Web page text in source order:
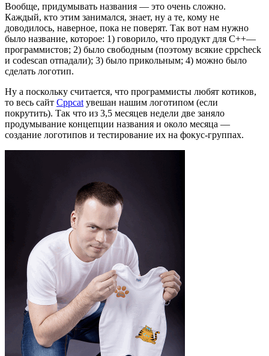
Вообще, придумывать названия — это очень сложно.
Каждый, кто этим занимался, знает, ну а те, кому не
доводилось, наверное, пока не поверят. Так вот нам нужно
было название, которое: 1) говорило, что продукт для C++—
программистов; 2) было свободным (поэтому всякие cppcheck
и codescan отпадали); 3) было прикольным; 4) можно было
сделать логотип.
Ну а поскольку считается, что программисты любят котиков,
то весь сайт Cppcat увешан нашим логотипом (если
покрутить). Так что из 3,5 месяцев недели две заняло
продумывание концепции названия и около месяца —
создание логотипов и тестирование их на фокус-группах.